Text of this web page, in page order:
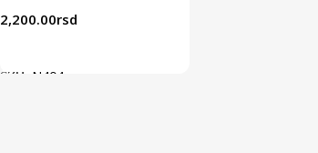
2,200.00rsd
SKU: N404